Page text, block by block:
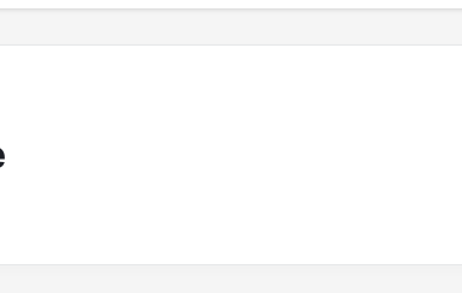
Geldi!
Büyük Güncelleme Geldi
DLC’si Geliyor